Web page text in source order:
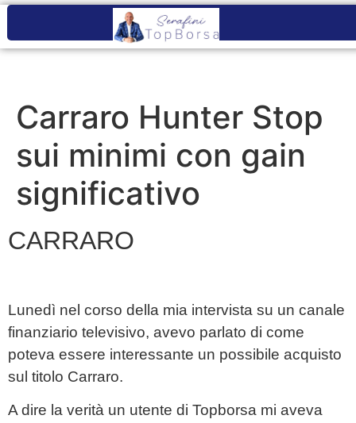
Carraro Hunter Stop
sui minimi con gain
significativo
CARRARO
Lunedì nel corso della mia intervista su un canale
finanziario televisivo, avevo parlato di come
poteva essere interessante un possibile acquisto
sul titolo Carraro.
A dire la verità un utente di Topborsa mi aveva